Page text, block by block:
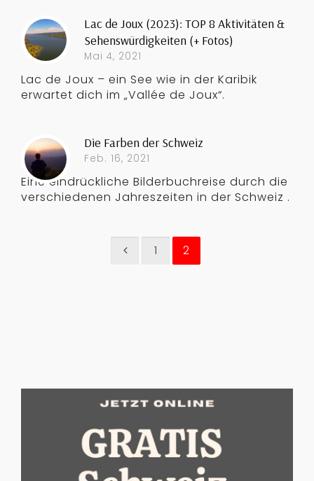
Lac de Joux (2023): TOP 8 Aktivitäten &
Sehenswürdigkeiten (+ Fotos)
Mai 4, 2021
Lac de Joux – ein See wie in der Karibik
erwartet dich im „Vallée de Joux“.
Die Farben der Schweiz
Feb. 16, 2021
Eine eindrückliche Bilderbuchreise durch die
verschiedenen Jahreszeiten in der Schweiz .
1 2